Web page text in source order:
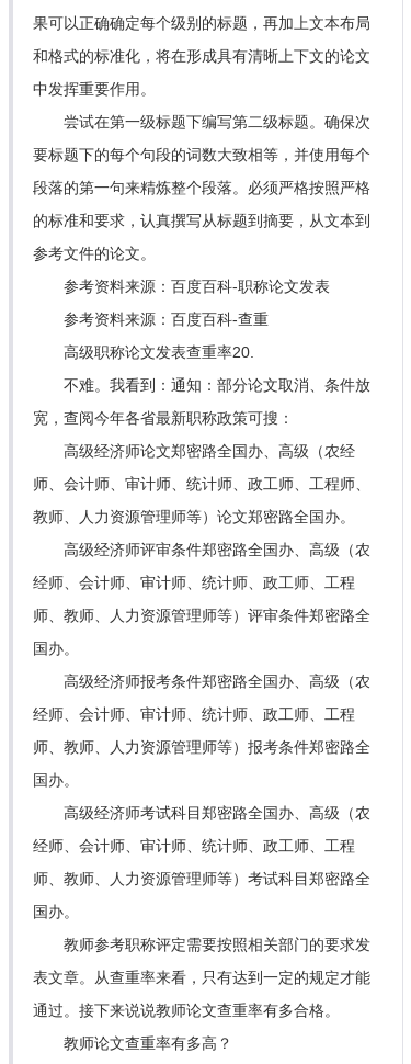
果可以正确确定每个级别的标题，再加上文本布局
和格式的标准化，将在形成具有清晰上下文的论文
中发挥重要作用。
尝试在第一级标题下编写第二级标题。确保次
要标题下的每个句段的词数大致相等，并使用每个
段落的第一句来精炼整个段落。必须严格按照严格
的标准和要求，认真撰写从标题到摘要，从文本到
参考文件的论文。
参考资料来源：百度百科-职称论文发表
参考资料来源：百度百科-查重
高级职称论文发表查重率20.
不难。我看到：通知：部分论文取消、条件放
宽，查阅今年各省最新职称政策可搜：
高级经济师论文郑密路全国办、高级（农经
师、会计师、审计师、统计师、政工师、工程师、
教师、人力资源管理师等）论文郑密路全国办。
高级经济师评审条件郑密路全国办、高级（农
经师、会计师、审计师、统计师、政工师、工程
师、教师、人力资源管理师等）评审条件郑密路全
国办。
高级经济师报考条件郑密路全国办、高级（农
经师、会计师、审计师、统计师、政工师、工程
师、教师、人力资源管理师等）报考条件郑密路全
国办。
高级经济师考试科目郑密路全国办、高级（农
经师、会计师、审计师、统计师、政工师、工程
师、教师、人力资源管理师等）考试科目郑密路全
国办。
教师参考职称评定需要按照相关部门的要求发
表文章。从查重率来看，只有达到一定的规定才能
通过。接下来说说教师论文查重率有多合格。
教师论文查重率有多高？